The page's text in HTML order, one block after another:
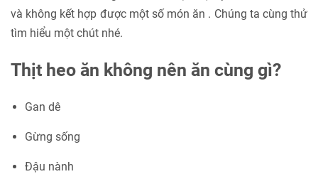
và không kết hợp được một số món ăn . Chúng ta cùng thử
tìm hiểu một chút nhé.
Thịt heo ăn không nên ăn cùng gì?
Gan dê
Gừng sống
Đậu nành